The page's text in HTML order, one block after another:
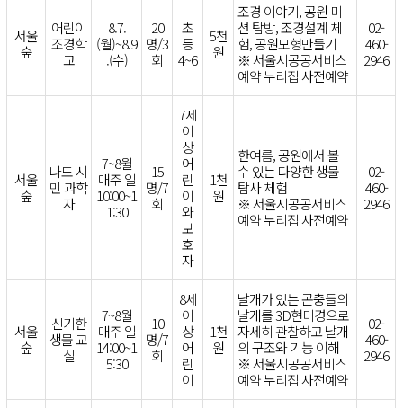
서울
숲
어린이
조경학
교
8.7.
(월)~8.9
.(수)
20
명/3
회
초
등
4~6
5천
원
조경 이야기, 공원 미
션 탐방, 조경설계 체
험, 공원모형만들기
※ 서울시공공서비스
예약 누리집 사전예약
02-
460-
2946
서울
숲
나도 시
민 과학
자
7~8월
매주 일
10:00~1
1:30
15
명/7
회
7세
이
상
어
린
이
와
보
호
자
1천
원
한여름, 공원에서 볼
수 있는 다양한 생물
탐사 체험
※ 서울시공공서비스
예약 누리집 사전예약
02-
460-
2946
서울
숲
신기한
생물 교
실
7~8월
매주 일
14:00~1
5:30
10
명/7
회
8세
이
상
어
린
이
1천
원
날개가 있는 곤충들의
날개를 3D현미경으로
자세히 관찰하고 날개
의 구조와 기능 이해
※ 서울시공공서비스
예약 누리집 사전예약
02-
460-
2946